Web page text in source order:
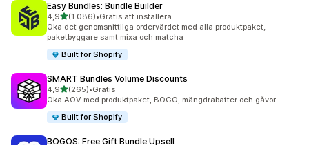
Easy Bundles: Bundle Builder
4,9av 5 stjärnor
(1 086)
1086 recensioner totalt
•Gratis att installera
Öka det genomsnittliga ordervärdet med alla produktpaket,
paketbyggare samt mixa och matcha
Built for Shopify
SMART Bundles Volume Discounts
4,9av 5 stjärnor
(265)
265 recensioner totalt
•Gratis
Öka AOV med produktpaket, BOGO, mängdrabatter och gåvor
Built for Shopify
BOGOS: Free Gift Bundle Upsell